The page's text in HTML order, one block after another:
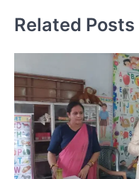
Related Posts